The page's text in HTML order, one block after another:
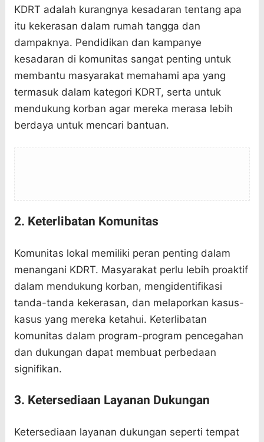
KDRT adalah kurangnya kesadaran tentang apa
itu kekerasan dalam rumah tangga dan
dampaknya. Pendidikan dan kampanye
kesadaran di komunitas sangat penting untuk
membantu masyarakat memahami apa yang
termasuk dalam kategori KDRT, serta untuk
mendukung korban agar mereka merasa lebih
berdaya untuk mencari bantuan.
2. Keterlibatan Komunitas
Komunitas lokal memiliki peran penting dalam
menangani KDRT. Masyarakat perlu lebih proaktif
dalam mendukung korban, mengidentifikasi
tanda-tanda kekerasan, dan melaporkan kasus-
kasus yang mereka ketahui. Keterlibatan
komunitas dalam program-program pencegahan
dan dukungan dapat membuat perbedaan
signifikan.
3. Ketersediaan Layanan Dukungan
Ketersediaan layanan dukungan seperti tempat